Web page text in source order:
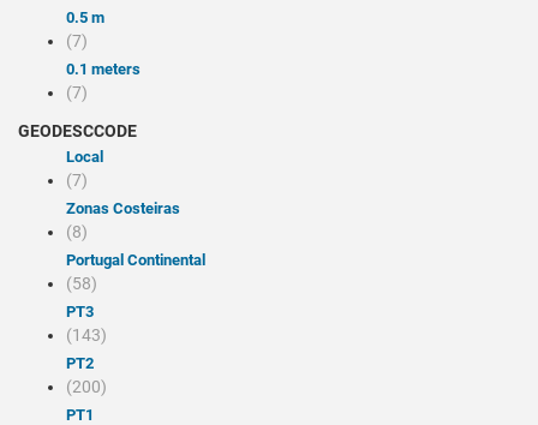
0.5 m
(7)
0.1 meters
(7)
GEODESCCODE
local
(7)
Zonas Costeiras
(8)
Portugal Continental
(58)
PT3
(143)
PT2
(200)
PT1